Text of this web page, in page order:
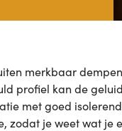
merkbaar
profiel kan de
met goed
zodat je weet wat je